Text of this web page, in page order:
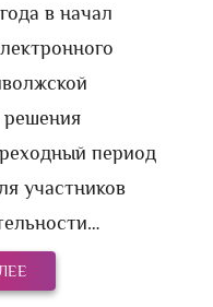
в начал
решения
период
участников